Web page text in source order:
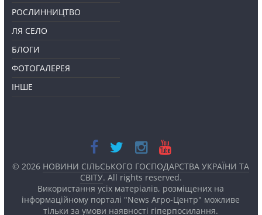
РОСЛИННИЦТВО
ЛЯ СЕЛО
БЛОГИ
ФОТОГАЛЕРЕЯ
ІНШЕ
© 2026 НОВИНИ СІЛЬСЬКОГО ГОСПОДАРСТВА УКРАЇНИ ТА
СВІТУ. All rights reserved.
Використання усіх матеріалів, розміщених на
інформаційному порталі "News Агро-Центр" можливе
тільки за умови наявності гіперпосилання.